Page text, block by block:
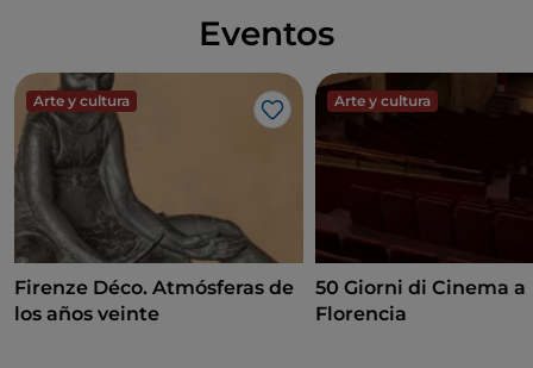
Eventos
Arte y cultura
Me gusta
Firenze Déco. Atmósferas de
los años veinte
Arte y cultura
50 Giorni di Cinema a
Florencia